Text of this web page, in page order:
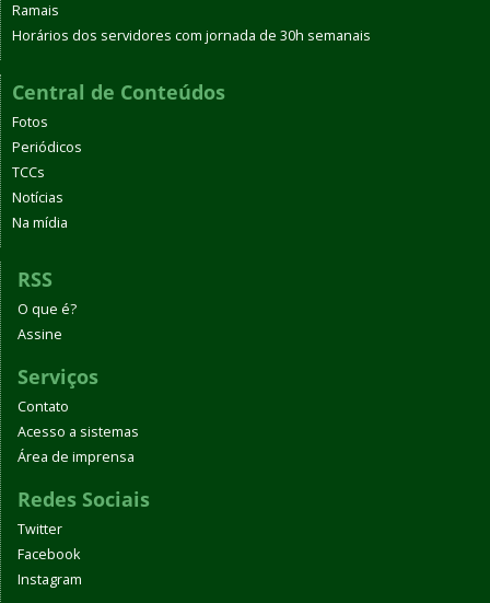
Ramais
Horários dos servidores com jornada de 30h semanais
Central de Conteúdos
Fotos
Periódicos
TCCs
Notícias
Na mídia
RSS
O que é?
Assine
Serviços
Contato
Acesso a sistemas
Área de imprensa
Redes Sociais
Twitter
Facebook
Instagram